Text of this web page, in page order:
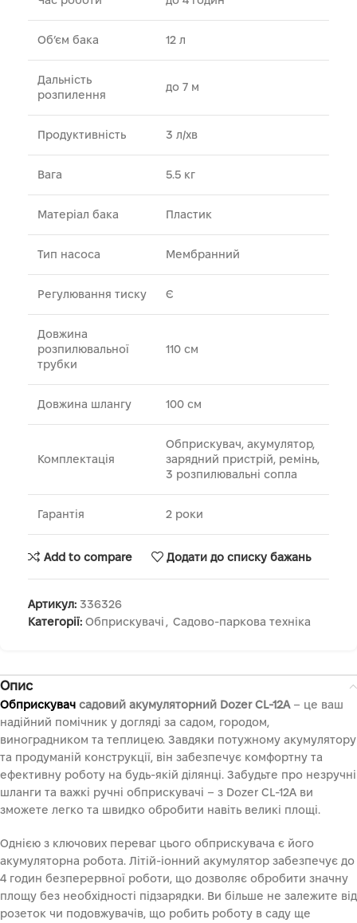
Об’єм бака 12 л
Дальність
розпилення
до 7 м
Продуктивність 3 л/хв
Вага 5.5 кг
Матеріал бака Пластик
Тип насоса Мембранний
Регулювання тиску Є
Довжина
розпилювальної
трубки
110 см
Довжина шлангу 100 см
Комплектація
Обприскувач, акумулятор,
зарядний пристрій, ремінь,
3 розпилювальні сопла
Гарантія 2 роки
Add to compare Додати до списку бажань
Артикул: 336326
Категорії: Обприскувачі , Садово-паркова техніка
Опис
Обприскувач садовий акумуляторний Dozer CL-12А– це ваш
надійний помічник у догляді за садом, городом,
виноградником та теплицею. Завдяки потужному акумулятору
та продуманій конструкції, він забезпечує комфортну та
ефективну роботу на будь-якій ділянці. Забудьте про незручні
шланги та важкі ручні обприскувачі – з Dozer CL-12А ви
зможете легко та швидко обробити навіть великі площі.
Однією з ключових переваг цього обприскувача є його
акумуляторна робота. Літій-іонний акумулятор забезпечує до
4 годин безперервної роботи, що дозволяє обробити значну
площу без необхідності підзарядки. Ви більше не залежите від
розеток чи подовжувачів, що робить роботу в саду ще